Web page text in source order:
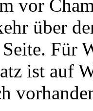
vor
über
Für
ist auf